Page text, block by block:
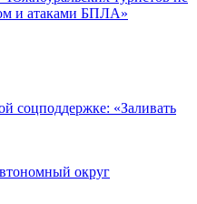
туристов не
и атаками БПЛА»
соцподдержке: «Заливать